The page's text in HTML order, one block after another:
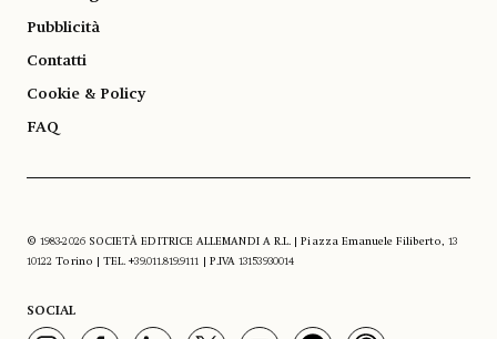
Pubblicità
Contatti
Cookie & Policy
FAQ
© 1983-2026 SOCIETÀ EDITRICE ALLEMANDI A R.L. | Piazza Emanuele Filiberto, 13
10122 Torino | TEL. +39.011.819.9111 | P.IVA 13153930014
SOCIAL